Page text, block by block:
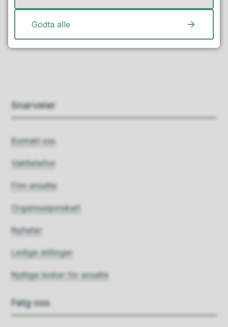
Snarveier
Kontakt oss
Vakttelefon
Finn ansatte
Organisasjonskart
Nyheter
Ledige stillinger
Nyttige lenker for ansatte
Følg oss
Godta alle